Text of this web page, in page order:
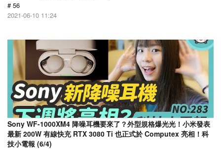
# 56
2021-06-10 11:24
Sony WF-1000XM4 降噪耳機要來了？外型規格爆光光！小米發表
最新 200W 有線快充 RTX 3080 Ti 也正式於 Computex 亮相！科
技小電報 (6/4)